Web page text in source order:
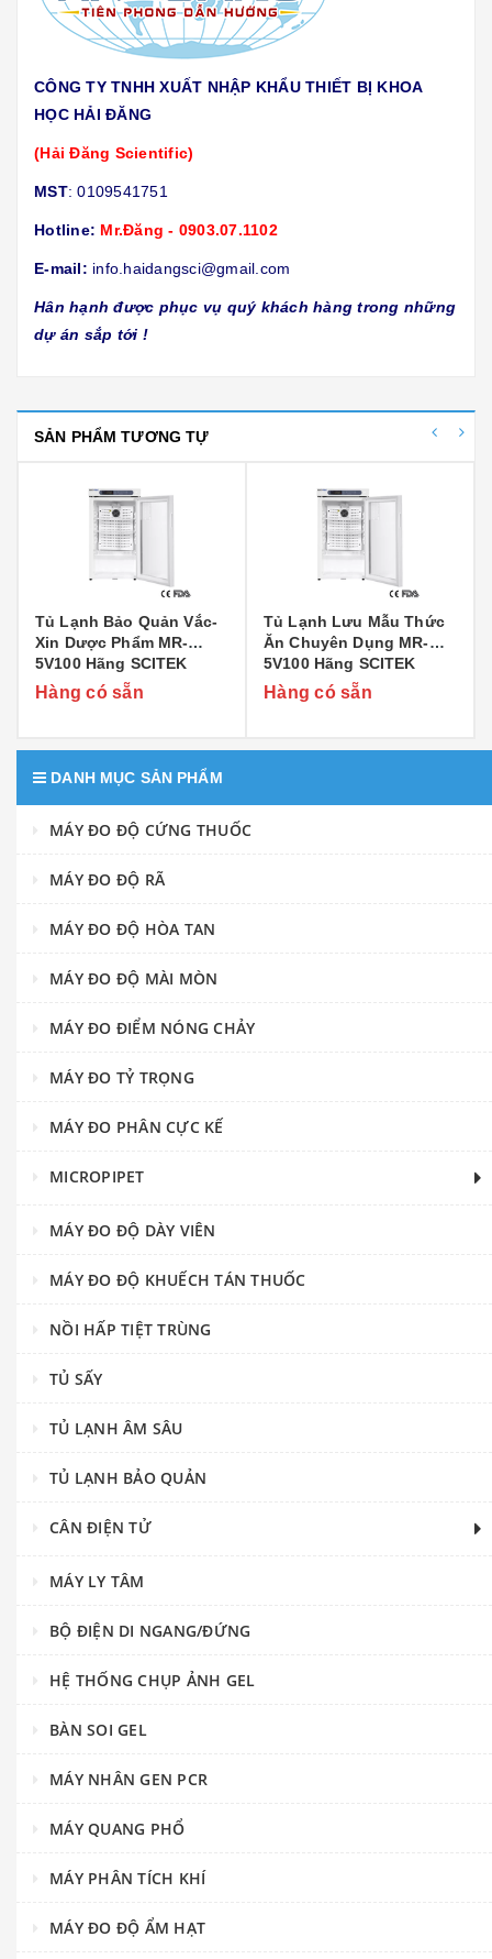
CÔNG TY TNHH XUẤT NHẬP KHẨU THIẾT BỊ KHOA
HỌC HẢI ĐĂNG
(Hải Đăng Scientific)
MST: 0109541751
Hotline: Mr.Đăng - 0903.07.1102
E-mail: info.haidangsci@gmail.com
Hân hạnh được phục vụ quý khách hàng trong những
dự án sắp tới !
SẢN PHẨM TƯƠNG TỰ
Tủ Lạnh Bảo Quản Vắc-
Xin Dược Phẩm MR-
5V100 Hãng SCITEK
Hàng có sẵn
Tủ Lạnh Lưu Mẫu Thức
Ăn Chuyên Dụng MR-
5V100 Hãng SCITEK
Hàng có sẵn
DANH MỤC SẢN PHẨM
MÁY ĐO ĐỘ CỨNG THUỐC
MÁY ĐO ĐỘ RÃ
MÁY ĐO ĐỘ HÒA TAN
MÁY ĐO ĐỘ MÀI MÒN
MÁY ĐO ĐIỂM NÓNG CHẢY
MÁY ĐO TỶ TRỌNG
MÁY ĐO PHÂN CỰC KẾ
MICROPIPET
MÁY ĐO ĐỘ DÀY VIÊN
MÁY ĐO ĐỘ KHUẾCH TÁN THUỐC
NỒI HẤP TIỆT TRÙNG
TỦ SẤY
TỦ LẠNH ÂM SÂU
TỦ LẠNH BẢO QUẢN
CÂN ĐIỆN TỬ
MÁY LY TÂM
BỘ ĐIỆN DI NGANG/ĐỨNG
HỆ THỐNG CHỤP ẢNH GEL
BÀN SOI GEL
MÁY NHÂN GEN PCR
MÁY QUANG PHỔ
MÁY PHÂN TÍCH KHÍ
MÁY ĐO ĐỘ ẨM HẠT